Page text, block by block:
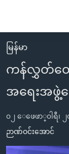
လွယ်ကူ
စေ
သည့်
များ
ပင်မ
အကြောင်းအရာ
မူလစာမျက်နှာ
မြန်မာ
ကမ္ဘာ့သတင်းများ
အမေရိကန်
တရုတ်
သတင်းလွတ်လပ်
ရပ်ဝန်းတခု လမ်
မြန်မာ
ကန်လွှတ်တေ
အရေးအဖွဲ့
၀၂ ေဖေဖာ္၀ါရီ၊ ၂
ဉာဏ်ဝင်းအောင်